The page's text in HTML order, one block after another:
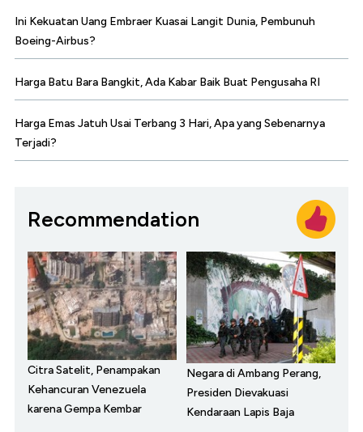
Ini Kekuatan Uang Embraer Kuasai Langit Dunia, Pembunuh
Boeing-Airbus?
Harga Batu Bara Bangkit, Ada Kabar Baik Buat Pengusaha RI
Harga Emas Jatuh Usai Terbang 3 Hari, Apa yang Sebenarnya
Terjadi?
Recommendation
Citra Satelit, Penampakan
Kehancuran Venezuela
karena Gempa Kembar
Negara di Ambang Perang,
Presiden Dievakuasi
Kendaraan Lapis Baja